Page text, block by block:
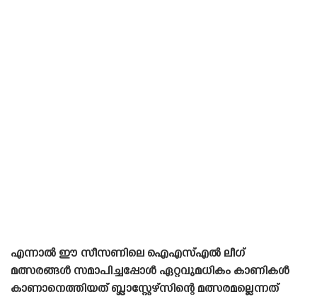
എന്നാൽ ഈ സീസണിലെ ഐഎസ്എൽ ലീഗ്
മത്സരങ്ങൾ സമാപിച്ചപ്പോൾ ഏറ്റവുമധികം കാണികൾ
കാണാനെത്തിയത് ബ്ലാസ്റ്റേഴ്‌സിന്റെ മത്സരമല്ലെന്നത്